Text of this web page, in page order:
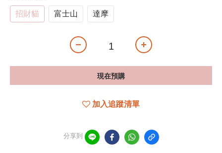
招財貓 富士山 達摩
現在預購
加入追蹤清單
分享到